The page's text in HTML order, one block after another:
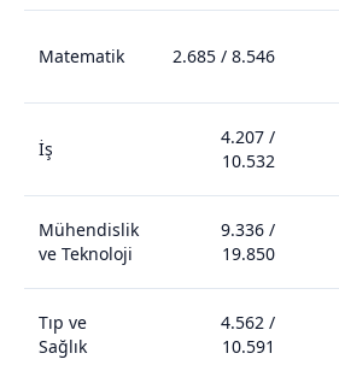
Matematik 2.685 / 8.546
İş
4.207 /
10.532
Mühendislik
ve Teknoloji
9.336 /
19.850
Tıp ve
Sağlık
4.562 /
10.591